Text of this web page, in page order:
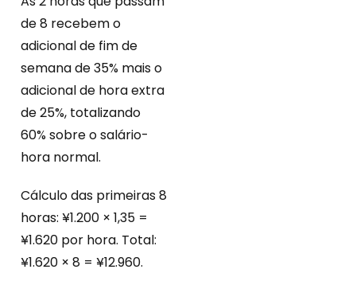
de 8 recebem o
adicional de fim de
semana de 35% mais o
adicional de hora extra
de 25%, totalizando
60% sobre o salário-
hora normal.
Cálculo das primeiras 8
horas: ¥1.200 × 1,35 =
¥1.620 por hora. Total:
¥1.620 × 8 = ¥12.960.